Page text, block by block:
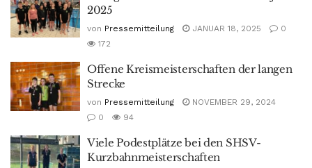
2025
von Pressemitteilung JANUAR 18, 2025
0
172
Offene Kreismeisterschaften der langen
Strecke
von Pressemitteilung
NOVEMBER 29, 2024
0
94
Viele Podestplätze bei den SHSV-
Kurzbahnmeisterschaften